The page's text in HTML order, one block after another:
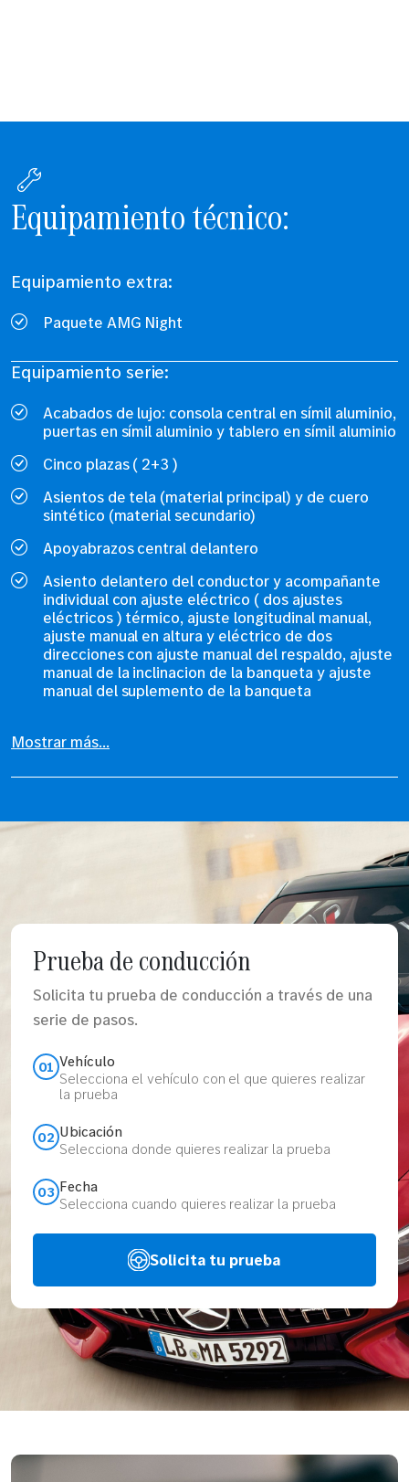
Equipamiento técnico:
Equipamiento serie:
Acabados de lujo: consola central en símil aluminio,
puertas en símil aluminio y tablero en símil aluminio
Cinco plazas ( 2+3 )
Asientos de tela (material principal) y de cuero
sintético (material secundario)
Apoyabrazos central delantero
Asiento delantero del conductor y acompañante
individual con ajuste eléctrico ( dos ajustes
eléctricos ) térmico, ajuste longitudinal manual,
ajuste manual en altura y eléctrico de dos
direcciones con ajuste manual del respaldo, ajuste
manual de la inclinacion de la banqueta y ajuste
manual del suplemento de la banqueta
Mostrar más...
Equipamiento extra:
Paquete AMG Night
Prueba de conducción
Solicita tu prueba de conducción a través de una
serie de pasos.
01 Vehículo
Selecciona el vehículo con el que quieres realizar
la prueba
02 Ubicación
Selecciona donde quieres realizar la prueba
03 Fecha
Selecciona cuando quieres realizar la prueba
Solicita tu prueba